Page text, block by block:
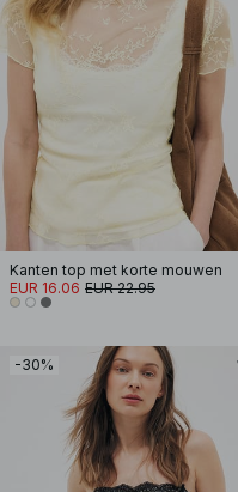
Kanten top met korte mouwen
EUR 16.06 EUR 22.95
-30%